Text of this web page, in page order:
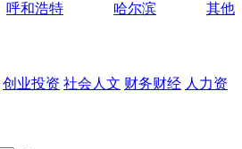
呼和浩特 哈尔滨
其他
创业投资 社会人文 财务财经 人力资